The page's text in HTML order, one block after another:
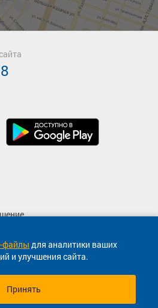
файлы для аналитики ваших
и улучшения сайта.
Принять
сообщения
Онлайн сервис продажи